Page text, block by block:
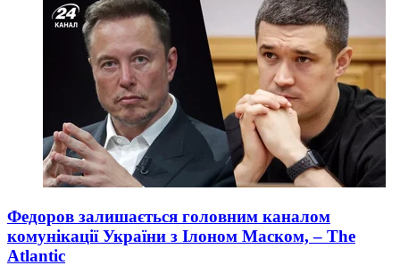
Федоров залишається головним каналом
комунікації України з Ілоном Маском, – The
Atlantic